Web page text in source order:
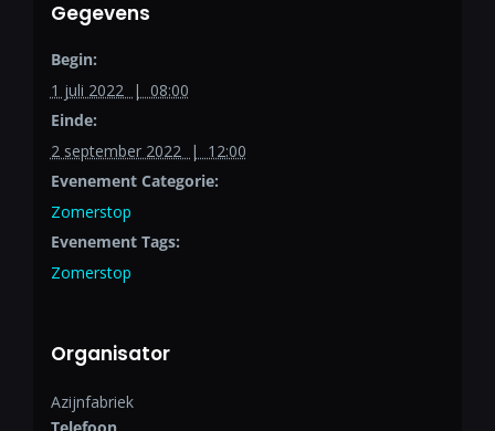
Gegevens
Begin:
1 juli 2022 | 08:00
Einde:
2 september 2022 | 12:00
Evenement Categorie:
Zomerstop
Evenement Tags:
Zomerstop
Organisator
Azijnfabriek